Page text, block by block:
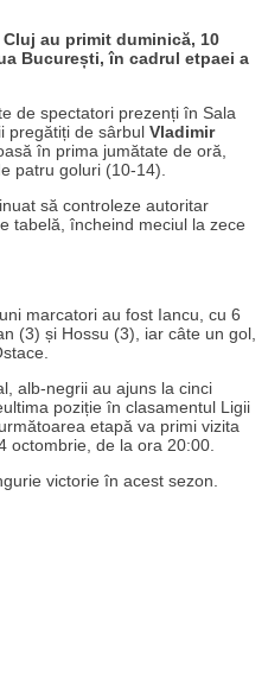
au primit duminică, 10
București, în cadrul etpaei a
de spectatori prezenți în Sala
pregătiți de sârbul Vladimir
în prima jumătate de oră,
patru goluri (10-14).
să controleze autoritar
tabelă, încheind meciul la zece
marcatori au fost Iancu, cu 6
(3) și Hossu (3), iar câte un gol,
alb-negrii au ajuns la cinci
poziție în clasamentul Ligii
etapă va primi vizita
octombrie, de la ora 20:00.
victorie în acest sezon.